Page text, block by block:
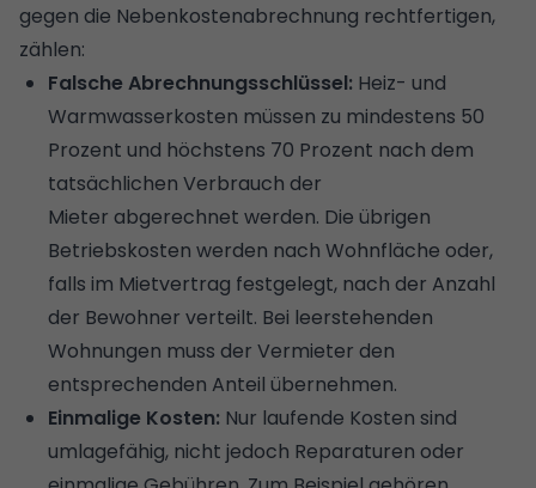
gegen die Nebenkostenabrechnung rechtfertigen,
zählen:
Falsche Abrechnungsschlüssel: Heiz- und
Warmwasserkosten müssen zu mindestens 50
Prozent und höchstens 70 Prozent nach dem
tatsächlichen Verbrauch der
Mieter abgerechnet werden. Die übrigen
Betriebskosten werden nach Wohnfläche oder,
falls im Mietvertrag festgelegt, nach der Anzahl
der Bewohner verteilt. Bei leerstehenden
Wohnungen muss der Vermieter den
entsprechenden Anteil übernehmen.
Einmalige Kosten: Nur laufende Kosten sind
umlagefähig, nicht jedoch Reparaturen oder